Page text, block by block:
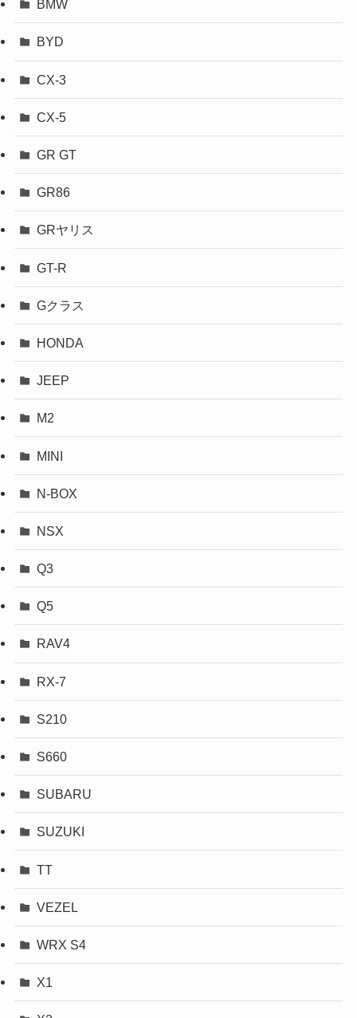
BMW
BYD
CX-3
CX-5
GR GT
GR86
GRヤリス
GT-R
Gクラス
HONDA
JEEP
M2
MINI
N-BOX
NSX
Q3
Q5
RAV4
RX-7
S210
S660
SUBARU
SUZUKI
TT
VEZEL
WRX S4
X1